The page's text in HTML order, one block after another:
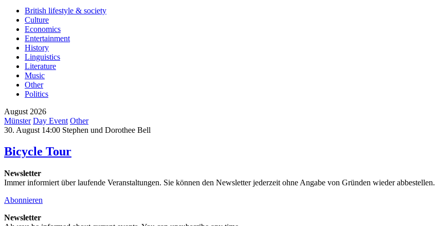
British lifestyle & society
Culture
Economics
Entertainment
History
Linguistics
Literature
Music
Other
Politics
August 2026
Münster Day Event Other
30. August 14:00 Stephen und Dorothee Bell
Bicycle Tour
Newsletter
Immer informiert über laufende Veranstaltungen. Sie können den Newsletter jederzeit ohne Angabe von Gründen wieder abbestellen.
Abonnieren
Newsletter